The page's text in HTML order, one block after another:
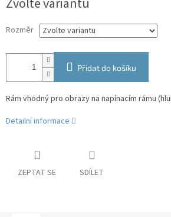
cena:
Rozměr
Přidat do košíku
Rám vhodný pro obrazy na napínacím rámu
Detailní informace
ZEPTAT SE SDÍLET